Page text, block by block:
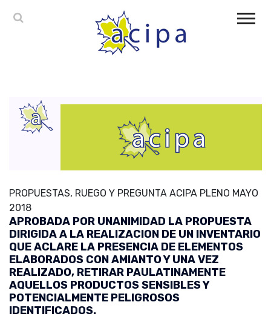
PROPUESTAS, RUEGO Y PREGUNTA ACIPA PLENO MAYO
2018
APROBADA POR UNANIMIDAD LA PROPUESTA
DIRIGIDA A LA REALIZACION DE UN INVENTARIO
QUE ACLARE LA PRESENCIA DE ELEMENTOS
ELABORADOS CON AMIANTO Y UNA VEZ
REALIZADO, RETIRAR PAULATINAMENTE
AQUELLOS PRODUCTOS SENSIBLES Y
POTENCIALMENTE PELIGROSOS
IDENTIFICADOS.